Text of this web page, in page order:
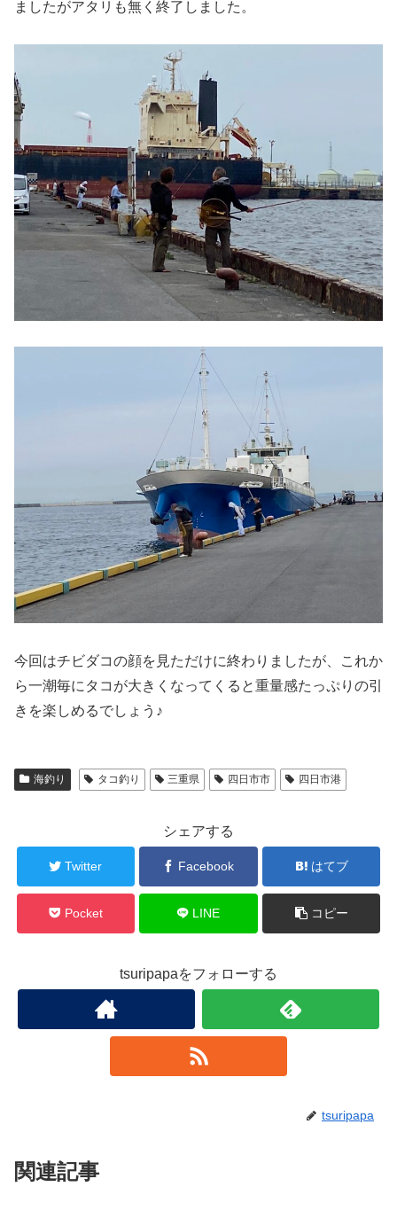
ましたがアタリも無く終了しました。
今回はチビダコの顔を見ただけに終わりましたが、これか
ら一潮毎にタコが大きくなってくると重量感たっぷりの引
きを楽しめるでしょう♪
海釣り タコ釣り 三重県 四日市市 四日市港
シェアする
Twitter Facebook はてブ
Pocket LINE コピー
tsuripapaをフォローする
tsuripapa
関連記事